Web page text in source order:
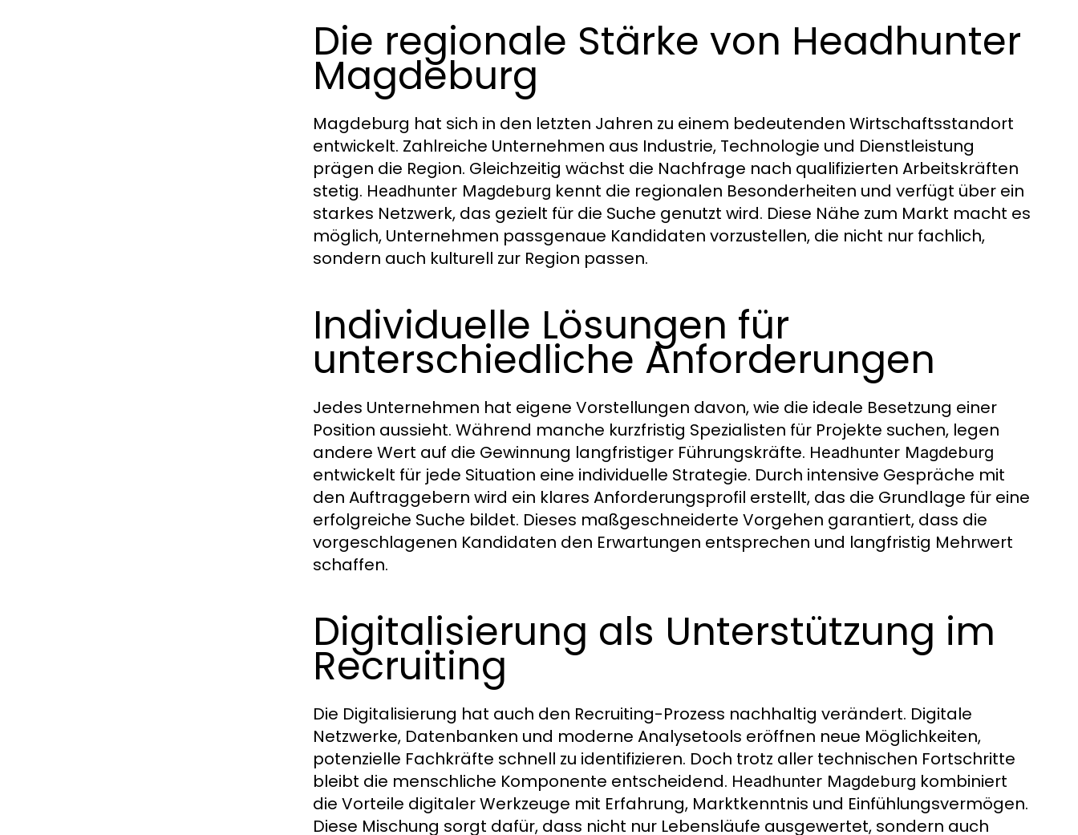
Die regionale Stärke von Headhunter
Magdeburg
Magdeburg hat sich in den letzten Jahren zu einem bedeutenden Wirtschaftsstandort
entwickelt. Zahlreiche Unternehmen aus Industrie, Technologie und Dienstleistung
prägen die Region. Gleichzeitig wächst die Nachfrage nach qualifizierten Arbeitskräften
stetig. Headhunter Magdeburg kennt die regionalen Besonderheiten und verfügt über ein
starkes Netzwerk, das gezielt für die Suche genutzt wird. Diese Nähe zum Markt macht es
möglich, Unternehmen passgenaue Kandidaten vorzustellen, die nicht nur fachlich,
sondern auch kulturell zur Region passen.
Individuelle Lösungen für
unterschiedliche Anforderungen
Jedes Unternehmen hat eigene Vorstellungen davon, wie die ideale Besetzung einer
Position aussieht. Während manche kurzfristig Spezialisten für Projekte suchen, legen
andere Wert auf die Gewinnung langfristiger Führungskräfte. Headhunter Magdeburg
entwickelt für jede Situation eine individuelle Strategie. Durch intensive Gespräche mit
den Auftraggebern wird ein klares Anforderungsprofil erstellt, das die Grundlage für eine
erfolgreiche Suche bildet. Dieses maßgeschneiderte Vorgehen garantiert, dass die
vorgeschlagenen Kandidaten den Erwartungen entsprechen und langfristig Mehrwert
schaffen.
Digitalisierung als Unterstützung im
Recruiting
Die Digitalisierung hat auch den Recruiting-Prozess nachhaltig verändert. Digitale
Netzwerke, Datenbanken und moderne Analysetools eröffnen neue Möglichkeiten,
potenzielle Fachkräfte schnell zu identifizieren. Doch trotz aller technischen Fortschritte
bleibt die menschliche Komponente entscheidend. Headhunter Magdeburg kombiniert
die Vorteile digitaler Werkzeuge mit Erfahrung, Marktkenntnis und Einfühlungsvermögen.
Diese Mischung sorgt dafür, dass nicht nur Lebensläufe ausgewertet, sondern auch